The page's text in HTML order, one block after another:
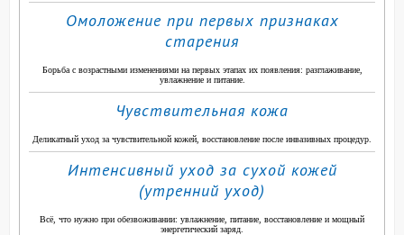
Омоложение при первых признаках
старения
Борьба с возрастными изменениями на первых этапах их появления: разглаживание,
увлажнение и питание.
Чувствительная кожа
Деликатный уход за чувствительной кожей, восстановление после инвазивных процедур.
Интенсивный уход за сухой кожей
(утренний уход)
Всё, что нужно при обезвоживании: увлажнение, питание, восстановление и мощный
энергетический заряд.